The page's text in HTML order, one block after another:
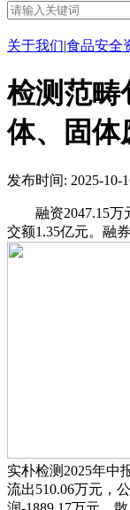
关于我们|食品安全
检测范畴
体、固体
发布时间: 2025-
融资2047.15万
交额1.35亿元。融
实朴检测2025年中
流出510.06万元，